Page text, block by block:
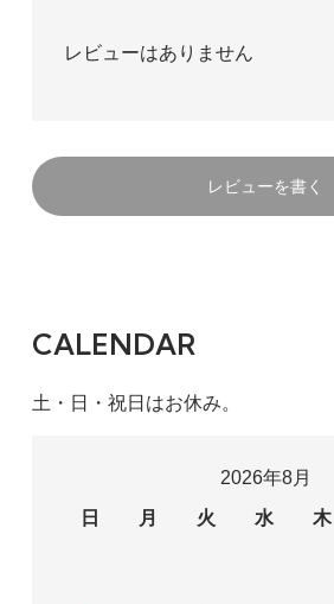
レビューはありません
レビューを書く
CALENDAR
土・日・祝日はお休み。
2026年8月
日
月 火 水 木